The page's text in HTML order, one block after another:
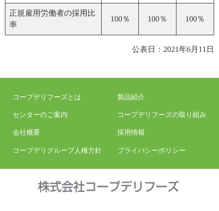
正規雇用労働者の採用比
率
100％ 100％ 100％
公表日：2021年6月11日
コープデリフーズとは 製品紹介
センターのご案内 コープデリフーズの取り組み
会社概要 採用情報
コープデリグループ人権方針 プライバシーポリシー